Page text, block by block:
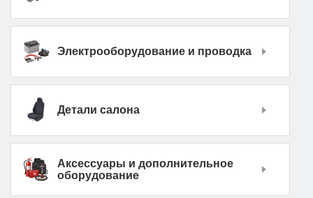
Электрооборудование и проводка
Детали салона
Аксессуары и дополнительное
оборудование